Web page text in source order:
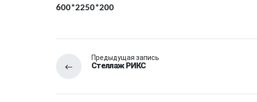
600*2250*200
Предыдущая запись
Стеллаж РИКС